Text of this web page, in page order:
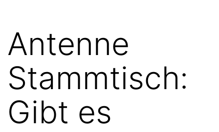
Antenne
Stammtisch:
Gibt es